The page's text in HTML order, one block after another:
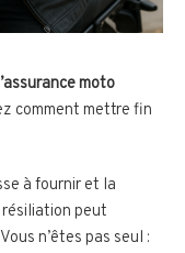
moto
comment mettre fin
à fournir et la
peut
n’êtes pas seul :